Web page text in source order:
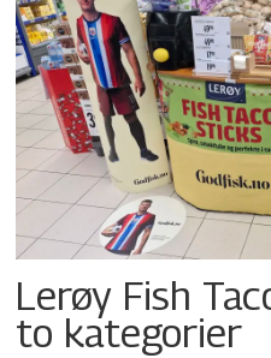
Lerøy Fish
to kategorier